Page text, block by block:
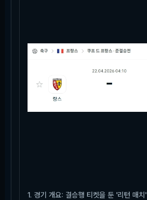
1. 경기 개요: 결승행 티켓을 둔 '리턴 매치'